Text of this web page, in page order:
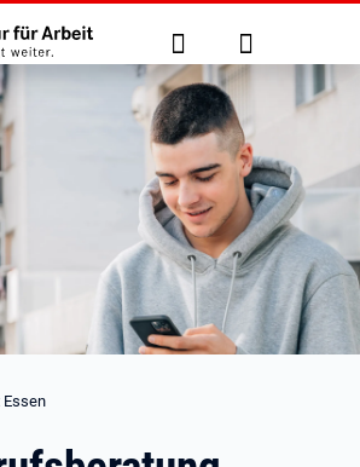
springen
Suche Anmelden
Essen